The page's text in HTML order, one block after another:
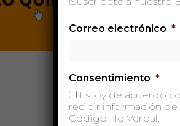
Correo electrónico *
Consentimiento *
Estoy de acuerdo
recibir información
Código No Verbal.